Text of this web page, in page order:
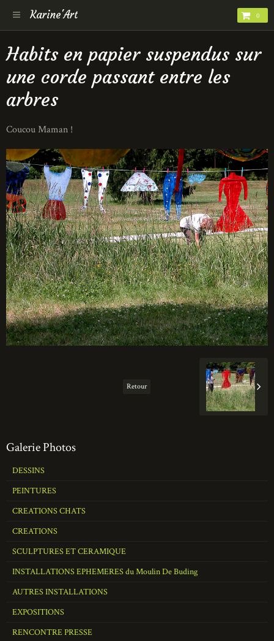
Karine'Art 0
Habits en papier suspendus sur
une corde passant entre les
arbres
Coucou Maman !
Retour
Galerie Photos
DESSINS
PEINTURES
CREATIONS CHATS
CREATIONS
SCULPTURES ET CERAMIQUE
INSTALLATIONS EPHEMERES du Moulin De Buding
AUTRES INSTALLATIONS
EXPOSITIONS
RENCONTRE PRESSE